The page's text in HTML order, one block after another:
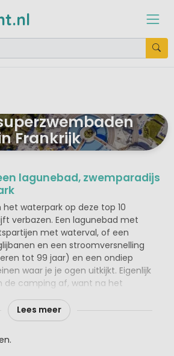
Frankrijk
lagunebad, zwemparadijs
het waterpark op deze top 10
verbazen. Een lagunebad met
met waterval, of een
en een stroomversnelling
tot 99 jaar) en een ondiep
waar je je ogen uitkijkt. Eigenlijk
de camping af, want na het
maakt de beleving compleet.
Lees meer